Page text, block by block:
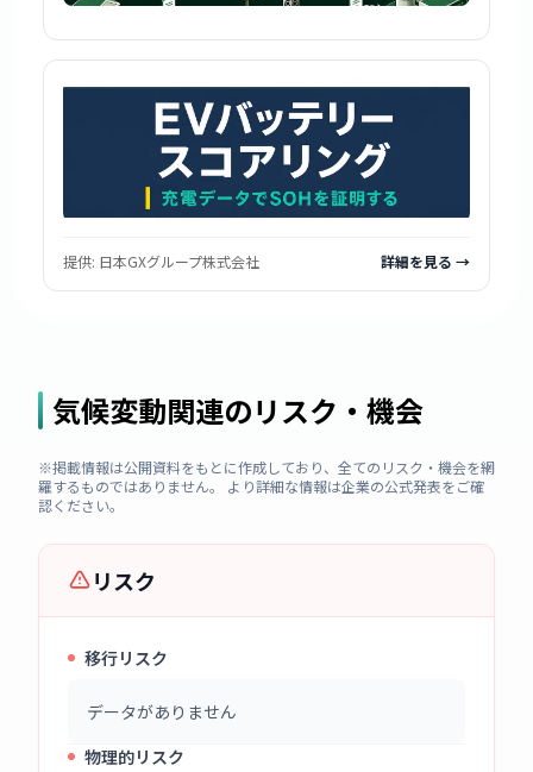
提供: 日本GXグループ株式会社 詳細を見る →
気候変動関連のリスク・機会
※掲載情報は公開資料をもとに作成しており、全てのリスク・機会を網
羅するものではありません。 より詳細な情報は企業の公式発表をご確
認ください。
リスク
移行リスク
データがありません
物理的リスク